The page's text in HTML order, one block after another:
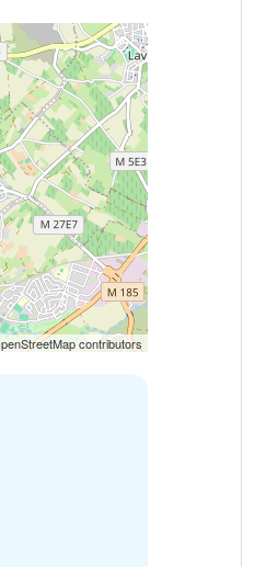
contributors